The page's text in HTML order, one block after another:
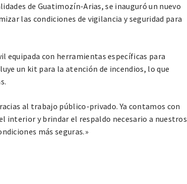
de Guatimozín-Arias, se inauguró un nuevo
las condiciones de vigilancia y seguridad para
con herramientas específicas para
un kit para la atención de incendios, lo que
al trabajo público-privado. Ya contamos con
interior y brindar el respaldo necesario a nuestros
más seguras.»